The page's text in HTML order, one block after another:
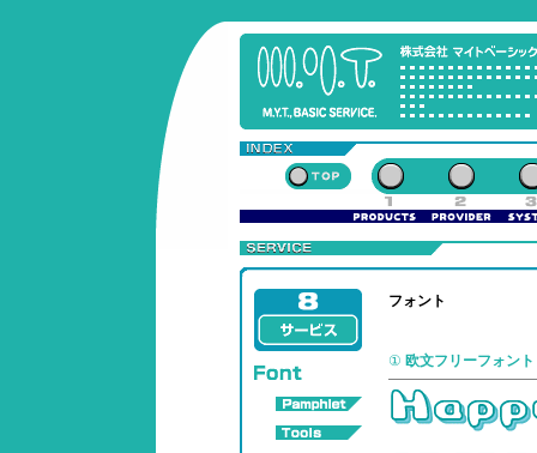
フォント
① 欧文フリーフォン